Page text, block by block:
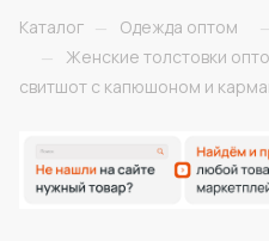
Каталог — Одежда оптом
—
Женские толстовки
свитшот с капюшоном и